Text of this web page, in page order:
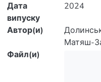
Дата
випуску
2024
Автор(и)
Матяш-
Файл(и)